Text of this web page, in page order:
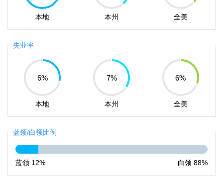
本地 本州 全美
失业率
6%
本地
7%
本州
6%
全美
蓝领/白领比例
蓝领 12% 白领 88%